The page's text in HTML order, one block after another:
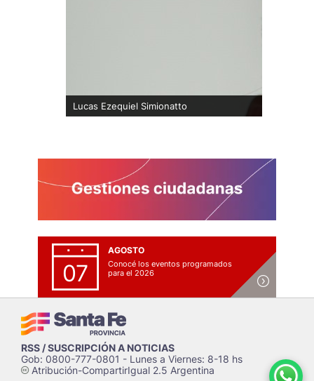
Lucas Ezequiel Simionatto
07
AGOSTO
Conocé los eventos programados
para el 2026
RSS / SUSCRIPCIÓN A NOTICIAS
Gob: 0800-777-0801 - Lunes a Viernes: 8-18 hs
cAtribución-CompartirIgual 2.5 Argentina